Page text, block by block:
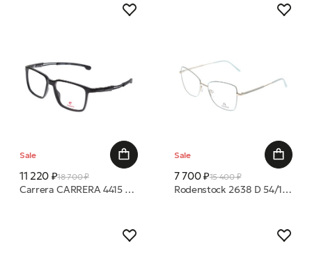
Sale
11 220 ₽18 700 ₽
Carrera CARRERA 4415 807 54 16 оправа
Sale
7 700 ₽15 400 ₽
Rodenstock 2638 D 54/17 оправа